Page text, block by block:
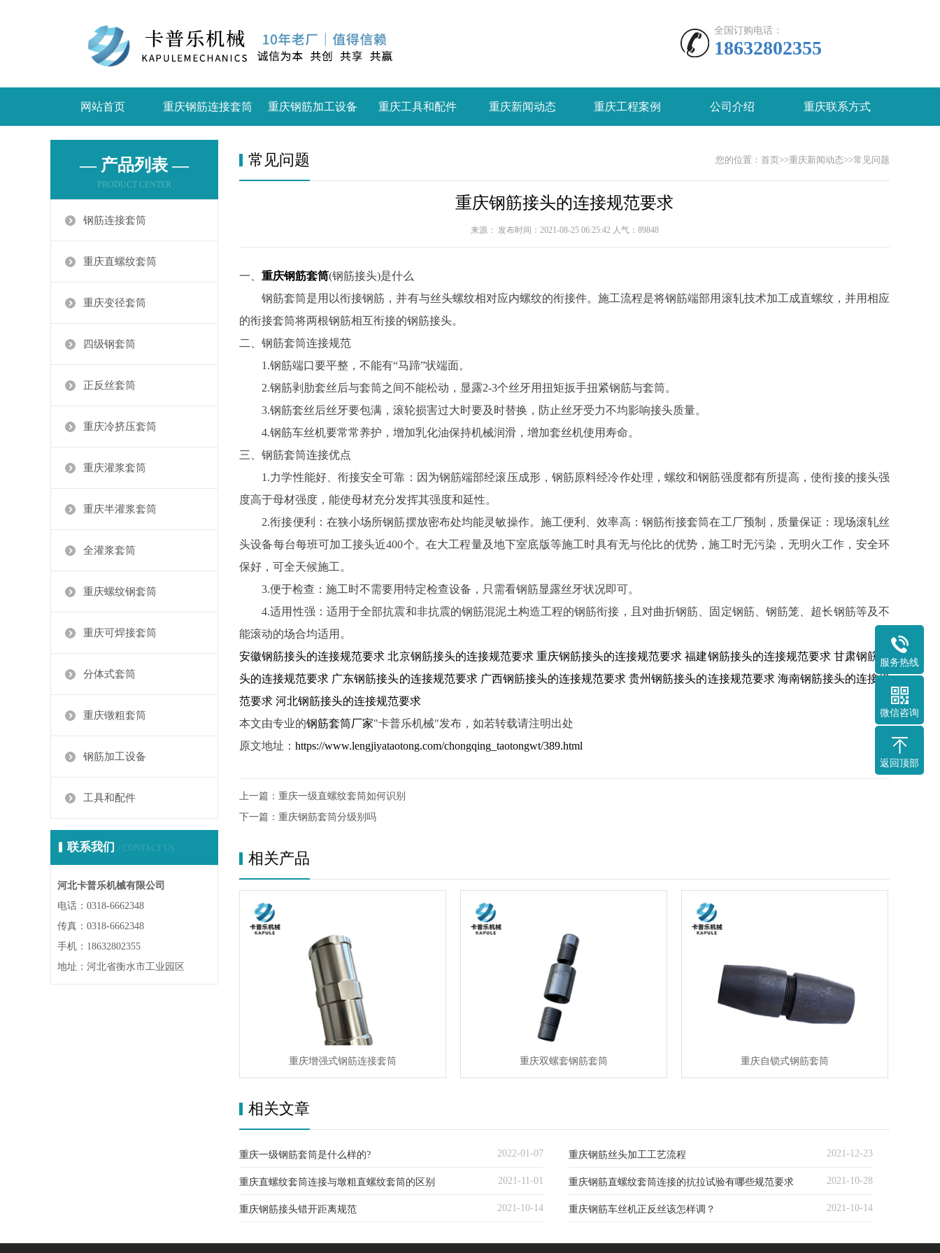
全国订购电话：
18632802355
网站首页 重庆钢筋连接套筒 重庆钢筋加工设备 重庆工具和配件 重庆新闻动态 重庆工程案例 公司介绍 重庆联系方式
— 产品列表 —
PRODUCT CENTER
钢筋连接套筒
重庆直螺纹套筒
重庆变径套筒
四级钢套筒
正反丝套筒
重庆冷挤压套筒
重庆灌浆套筒
重庆半灌浆套筒
全灌浆套筒
重庆螺纹钢套筒
重庆可焊接套筒
分体式套筒
重庆镦粗套筒
钢筋加工设备
工具和配件
联系我们 / CONTACT US
河北卡普乐机械有限公司
电话：0318-6662348
传真：0318-6662348
手机：18632802355
地址：河北省衡水市工业园区
您的位置： 首页>>重庆新闻动态>>常见问题
常见问题
重庆钢筋接头的连接规范要求
来源： 发布时间：2021-08-25 06:25:42 人气： 89848
一、 重庆钢筋套筒(钢筋接头)是什么
钢筋套筒是用以衔接钢筋，并有与丝头螺纹相对应内螺纹的衔接件。施工流程是将钢筋端部用滚轧技术加工成直螺纹，并用相应
的衔接套筒将两根钢筋相互衔接的钢筋接头。
二、钢筋套筒连接规范
1.钢筋端口要平整，不能有“马蹄”状端面。
2.钢筋剥肋套丝后与套筒之间不能松动，显露2-3个丝牙用扭矩扳手扭紧钢筋与套筒。
3.钢筋套丝后丝牙要包满，滚轮损害过大时要及时替换，防止丝牙受力不均影响接头质量。
4.钢筋车丝机要常常养护，增加乳化油保持机械润滑，增加套丝机使用寿命。
三、钢筋套筒连接优点
1.力学性能好、衔接安全可靠：因为钢筋端部经滚压成形，钢筋原料经冷作处理，螺纹和钢筋强度都有所提高，使衔接的接头强
度高于母材强度，能使母材充分发挥其强度和延性。
2.衔接便利：在狭小场所钢筋摆放密布处均能灵敏操作。施工便利、效率高：钢筋衔接套筒在工厂预制，质量保证：现场滚轧丝
头设备每台每班可加工接头近400个。在大工程量及地下室底版等施工时具有无与伦比的优势，施工时无污染，无明火工作，安全环
保好，可全天候施工。
3.便于检查：施工时不需要用特定检查设备，只需看钢筋显露丝牙状况即可。
4.适用性强：适用于全部抗震和非抗震的钢筋混泥土构造工程的钢筋衔接，且对曲折钢筋、固定钢筋、钢筋笼、超长钢筋等及不
能滚动的场合均适用。
安徽钢筋接头的连接规范要求 北京钢筋接头的连接规范要求 重庆钢筋接头的连接规范要求 福建钢筋接头的连接规范要求 甘肃钢筋接
头的连接规范要求 广东钢筋接头的连接规范要求 广西钢筋接头的连接规范要求 贵州钢筋接头的连接规范要求 海南钢筋接头的连接规
范要求 河北钢筋接头的连接规范要求
本文由专业的钢筋套筒厂家"卡普乐机械"发布，如若转载请注明出处
原文地址： https://www.lengjiyataotong.com/chongqing_taotongwt/389.html
上一篇： 重庆一级直螺纹套筒如何识别
下一篇： 重庆钢筋套筒分级别吗
相关产品
重庆增强式钢筋连接套筒 重庆双螺套钢筋套筒 重庆自锁式钢筋套筒
相关文章
2022-01-07
重庆一级钢筋套筒是什么样的? 2021-12-23
重庆钢筋丝头加工工艺流程
2021-11-01
重庆直螺纹套筒连接与墩粗直螺纹套筒的区别 2021-10-28
重庆钢筋直螺纹套筒连接的抗拉试验有哪些规范要求
2021-10-14
重庆钢筋接头错开距离规范 2021-10-14
重庆钢筋车丝机正反丝该怎样调？
服务热线
微信咨询
返回顶部